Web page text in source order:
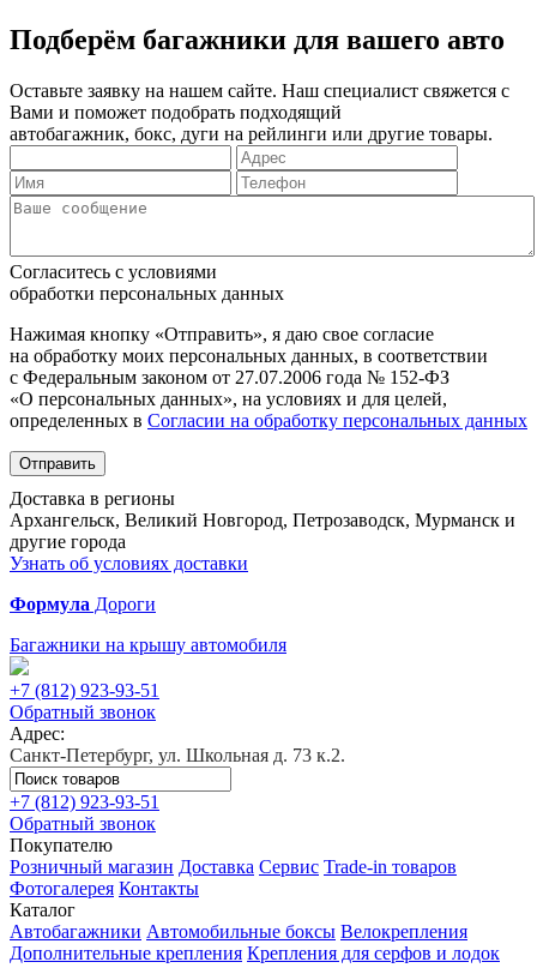
Подберём багажники для вашего авто
Оставьте заявку на нашем сайте. Наш специалист свяжется с
Вами и поможет подобрать подходящий
автобагажник, бокс, дуги на рейлинги или другие товары.
Согласитесь с условиями
обработки персональных данных
Нажимая кнопку «Отправить», я даю свое согласие
на обработку моих персональных данных, в соответствии
с Федеральным законом от 27.07.2006 года № 152-ФЗ
«О персональных данных», на условиях и для целей,
определенных в Согласии на обработку персональных данных
Отправить
Доставка в регионы
Архангельск, Великий Новгород, Петрозаводск, Мурманск и
другие города
Узнать об условиях доставки
Формула Дороги
Багажники на крышу автомобиля
+7 (812) 923-93-51
Обратный звонок
Адрес:
Санкт-Петербург, ул. Школьная д. 73 к.2.
+7 (812) 923-93-51
Обратный звонок
Покупателю
Розничный магазин Доставка Сервис Trade-in товаров
Фотогалерея Контакты
Каталог
Автобагажники Автомобильные боксы Велокрепления
Дополнительные крепления Крепления для серфов и лодок